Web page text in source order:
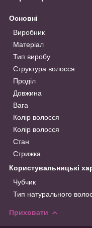
Основні
Виробник
Матеріал
Тип виробу
Структура волосся
Проділ
Довжина
Вага
Колір волосся
Колір волосся
Стан
Стрижка
Користувальницькі
Чубчик
Тип натурального
Приховати